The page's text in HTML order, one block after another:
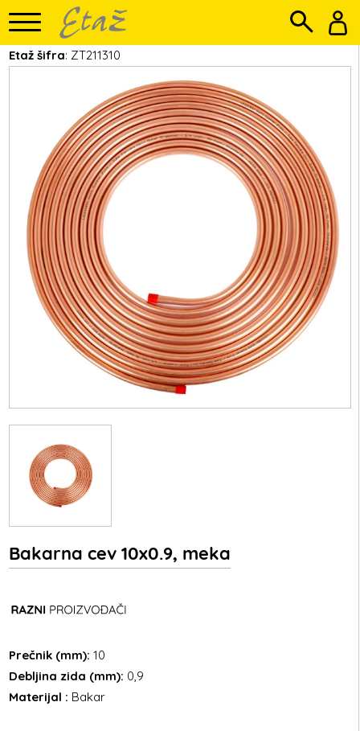
Etaž šifra: ZT211310
Bakarna cev 10x0.9, meka
Prečnik (mm): 10
Debljina zida (mm): 0,9
Materijal : Bakar